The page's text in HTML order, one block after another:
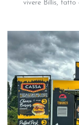
vivere Billis, fatto